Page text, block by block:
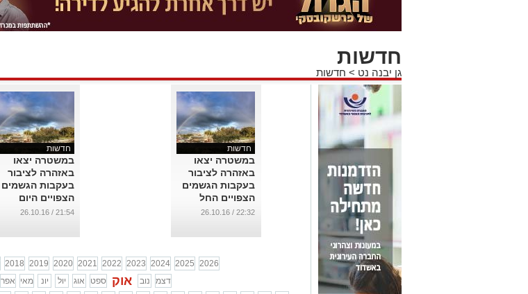
חדשות
גן יבנה נט > חדשות
חדשות
במשטרה יצאו
באזהרה לציבור
בעקבות הגשמים
הצפויים החל
ממחר
22:32 / 26.10.16
חדשות
במשטרה יצאו
באזהרה לציבור
בעקבות הגשמים
הצפויים היום
...
21:54 / 26.10.16
2018 2019 2020 2021 2022 2023 2024 2025 2026
אפר מאי יונ יול אוג ספט אוק נוב
דצמ